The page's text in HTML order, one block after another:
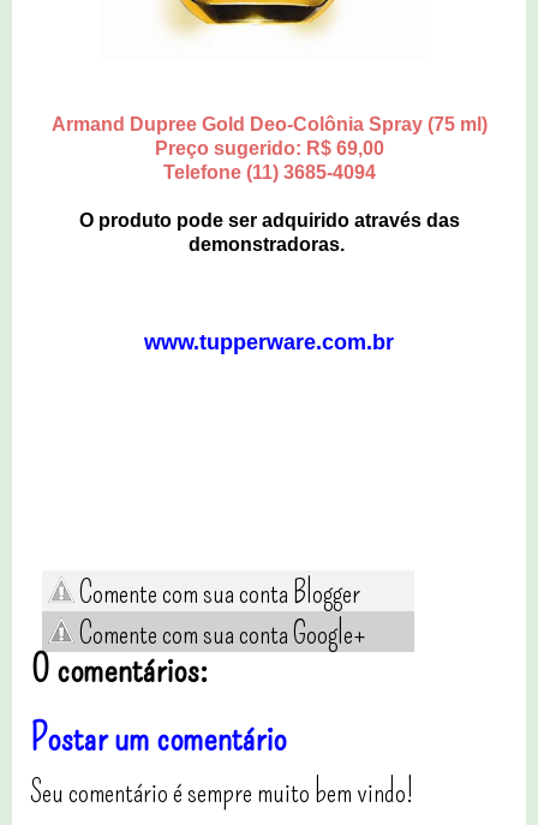
Armand Dupree Gold Deo-Colônia Spray (75 ml)
Preço sugerido: R$ 69,00
Telefone (11) 3685-4094
O produto pode ser adquirido através das
demonstradoras.
www.tupperware.com.br
Comente com sua conta Blogger
Comente com sua conta Google+
0 comentários:
Postar um comentário
Seu comentário é sempre muito bem vindo!